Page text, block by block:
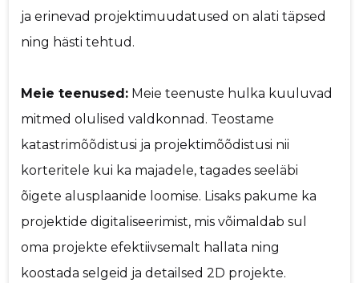
ja erinevad projektimuudatused on alati täpsed
ning hästi tehtud.
Meie teenused: Meie teenuste hulka kuuluvad
mitmed olulised valdkonnad. Teostame
katastrimõõdistusi ja projektimõõdistusi nii
korteritele kui ka majadele, tagades seeläbi
õigete alusplaanide loomise. Lisaks pakume ka
projektide digitaliseerimist, mis võimaldab sul
oma projekte efektiivsemalt hallata ning
koostada selgeid ja detailsed 2D projekte.